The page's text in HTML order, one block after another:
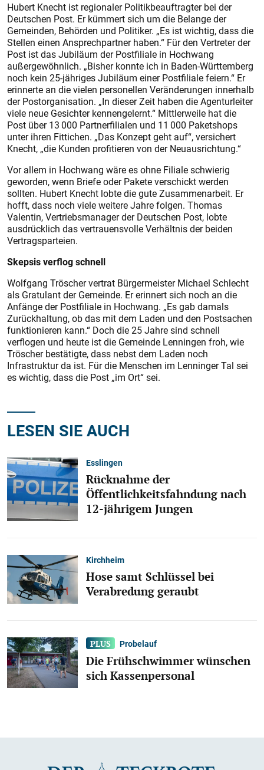
Hubert Knecht ist regionaler Politikbeauftragter bei der
Deutschen Post. Er kümmert sich um die Belange der
Gemeinden, Behörden und Politiker. „Es ist wichtig, dass die
Stellen einen Ansprechpartner haben.“ Für den Vertreter der
Post ist das Jubiläum der Postfiliale in Hochwang
außergewöhnlich. „Bisher konnte ich in Baden-Württemberg
noch kein 25-jähriges Jubiläum einer Postfiliale feiern.“ Er
erinnerte an die vielen personellen Veränderungen innerhalb
der Postorganisation. „In dieser Zeit haben die Agenturleiter
viele neue Gesichter kennengelernt.“ Mittlerweile hat die
Post über 13 000 Partnerfilialen und 11 000 Paketshops
unter ihren Fittichen. „Das Konzept geht auf“, versichert
Knecht, „die Kunden profitieren von der Neuausrichtung.“
Vor allem in Hochwang wäre es ohne Filiale schwierig
geworden, wenn Briefe oder Pakete verschickt werden
sollten. Hubert Knecht lobte die gute Zusammenarbeit. Er
hofft, dass noch viele weitere Jahre folgen. Thomas
Valentin, Vertriebsmanager der Deutschen Post, lobte
ausdrücklich das vertrauensvolle Verhältnis der beiden
Vertragsparteien.
Skepsis verflog schnell
Wolfgang Tröscher vertrat Bürgermeister Michael Schlecht
als Gratulant der Gemeinde. Er erinnert sich noch an die
Anfänge der Postfiliale in Hochwang. „Es gab damals
Zurückhaltung, ob das mit dem Laden und den Postsachen
funktionieren kann.“ Doch die 25 Jahre sind schnell
verflogen und heute ist die Gemeinde Lenningen froh, wie
Tröscher bestätigte, dass nebst dem Laden noch
Infrastruktur da ist. Für die Menschen im Lenninger Tal sei
es wichtig, dass die Post „im Ort“ sei.
LESEN SIE AUCH
Esslingen
Rücknahme der
Öffentlichkeitsfahndung nach
12-jährigem Jungen
Kirchheim
Hose samt Schlüssel bei
Verabredung geraubt
Probelauf
Die Frühschwimmer wünschen
sich Kassenpersonal